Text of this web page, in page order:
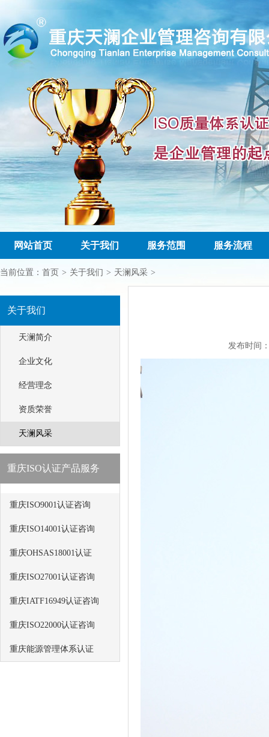
网站首页 关于我们 服务范围 服务流程
当前位置： 首页 > 关于我们 > 天澜风采 >
关于我们
天澜简介
企业文化
经营理念
资质荣誉
天澜风采
重庆ISO认证产品服务
重庆ISO9001认证咨询
重庆ISO14001认证咨询
重庆OHSAS18001认证
重庆ISO27001认证咨询
重庆IATF16949认证咨询
重庆ISO22000认证咨询
重庆能源管理体系认证
发布时间